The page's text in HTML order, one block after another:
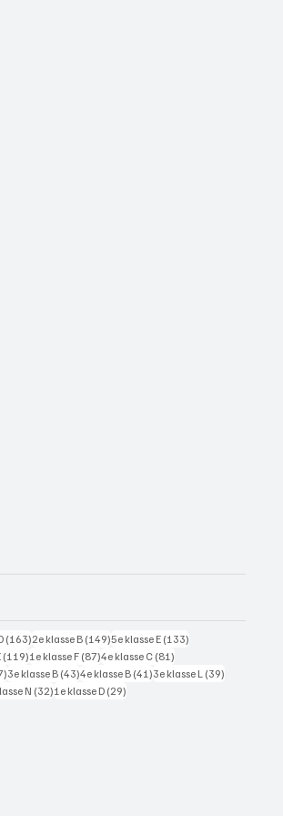
(163)163 posts
2e klasse B (149)149 posts
5e klasse E (133)
(119)119 posts
1e klasse F (87)87 posts
4e klasse C (81)
47 posts
3e klasse B (43)43 posts
4e klasse B (41)41 posts
3e klasse L (39)
N (32)32 posts
1e klasse D (29)